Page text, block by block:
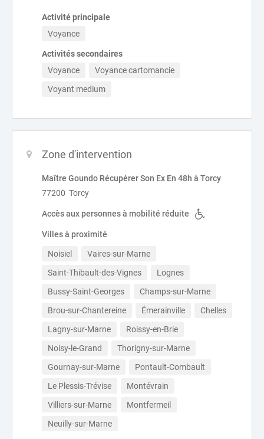
Activité principale
Voyance
Activités secondaires
Voyance
Voyance cartomancie
Voyant medium
Zone d'intervention
Maître Goundo Récupérer Son Ex En 48h à Torcy
77200 Torcy
Accès aux personnes à mobilité réduite
Villes à proximité
Noisiel
Vaires-sur-Marne
Saint-Thibault-des-Vignes
Lognes
Bussy-Saint-Georges
Champs-sur-Marne
Brou-sur-Chantereine
Émerainville
Chelles
Lagny-sur-Marne
Roissy-en-Brie
Noisy-le-Grand
Thorigny-sur-Marne
Gournay-sur-Marne
Pontault-Combault
Le Plessis-Trévise
Montévrain
Villiers-sur-Marne
Montfermeil
Neuilly-sur-Marne